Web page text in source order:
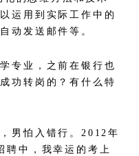
运用到实际工作中的
动发送邮件等。
专业，之前在银行也
功转岗的？有什么特
男怕入错行。2012年
聘中，我幸运的考上